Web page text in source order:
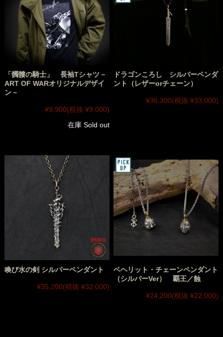
「髑髏の騎士」 長袖Tシャツ－
ART OF WARオリジナルデザイ
ン－
¥9,900(税抜 ¥9,000)
在庫 Sold out
ドラゴンころし シルバーペンダ
ント（レザーorチェーン）
¥36,300(税抜 ¥33,000)
喚び水の剣 シルバーペンダント
¥35,200(税抜 ¥32,000)
ベヘリット・チェーンペンダント
（シルバーVer） 覇王／蝕
¥24,200(税抜 ¥22,000)